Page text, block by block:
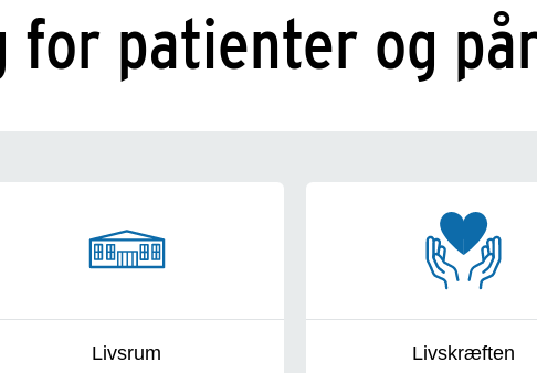
for patienter og
Livsrum Livskræften